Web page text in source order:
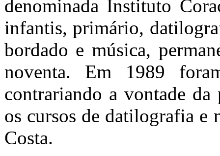
denominada Instituto
infantis, primário,
bordado e música,
noventa. Em 1989
contrariando a vontade da
os cursos de datilografia e
Costa.